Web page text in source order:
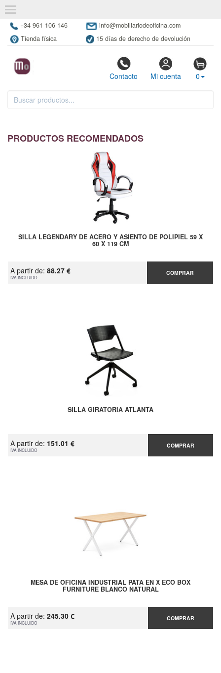
+34 961 106 146
info@mobiliariodeoficina.com
Tienda física
15 días de derecho de devolución
Contacto Mi cuenta 0
PRODUCTOS RECOMENDADOS
SILLA LEGENDARY DE ACERO Y ASIENTO DE POLIPIEL 59 X
60 X 119 CM
A partir de: 88.27 €
IVA INCLUIDO
COMPRAR
SILLA GIRATORIA ATLANTA
A partir de: 151.01 €
IVA INCLUIDO
COMPRAR
MESA DE OFICINA INDUSTRIAL PATA EN X ECO BOX
FURNITURE BLANCO NATURAL
A partir de: 245.30 €
IVA INCLUIDO
COMPRAR